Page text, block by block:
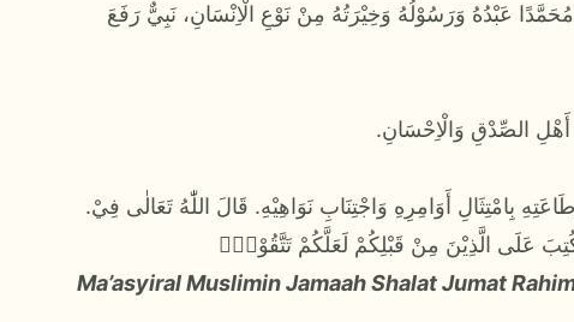
عَبْدُهُ وَرَسُوْلُهُ وَخِيْرَتُهُ مِنْ نَوْعِ الْاِنْسَانِ، نَبِيٌّ رَفَعَ
الصِّدْقِ وَالْاِحْسَانِ
.أَمَّا بَعْدُ: فَيَا عِبَادَ اللّٰهِ أُوْصِيْكُمْ وَاِيَايَ بِتَقْوَى اللّٰهِ تَعَالٰى وَطَاعَتِهِ بِامْتِثَالِ أَوَامِرِهِ وَاجْتِنَابِ نَوَاهِيْهِ. قَالَ اللّٰهُ تَعَالٰى فِيْ
كُتِبَ عَلَى الَّذِيْنَ مِنْ قَبْلِكُمْ لَعَلَّكُمْ تَتَّقُوْنَۙ
Ma’asyiral Muslimin Jamaah Shalat Jumat